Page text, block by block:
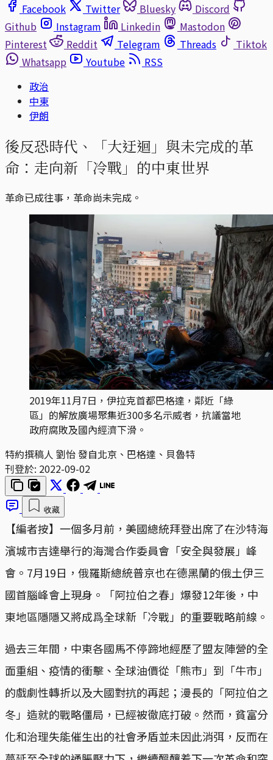
Facebook
Twitter Bluesky
Discord
Github
Instagram Linkedin
Mastodon
Pinterest
Reddit Telegram Threads
Tiktok
Whatsapp
Youtube
RSS
政治
中東
伊朗
後反恐時代、「大迂迴」與未完成的革
命：走向新「冷戰」的中東世界
革命已成往事，革命尚未完成。
2019年11月7日，伊拉克首都巴格達，鄰近「綠
區」的解放廣場聚集近300多名示威者，抗議當地
政府腐敗及國內經濟下滑。
特約撰稿人 劉怡 發自北京、巴格達、貝魯特
刊登於: 2022-09-02
收藏
【編者按】一個多月前，美國總統拜登出席了在沙特海
濱城市吉達舉行的海灣合作委員會「安全與發展」峰
會。7月19日，俄羅斯總統普京也在德黑蘭的俄土伊三
國首腦峰會上現身。「阿拉伯之春」爆發12年後，中
東地區隱隱又將成爲全球新「冷戰」的重要戰略前線。
過去三年間，中東各國馬不停蹄地經歷了盟友陣營的全
面重組、疫情的衝擊、全球油價從「熊市」到「牛市」
的戲劇性轉折以及大國對抗的再起；漫長的「阿拉伯之
冬」造就的戰略僵局，已經被徹底打破。然而，貧富分
化和治理失能催生出的社會矛盾並未因此消弭，反而在